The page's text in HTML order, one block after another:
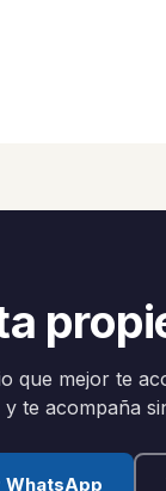
que mejor te
y te acompaña